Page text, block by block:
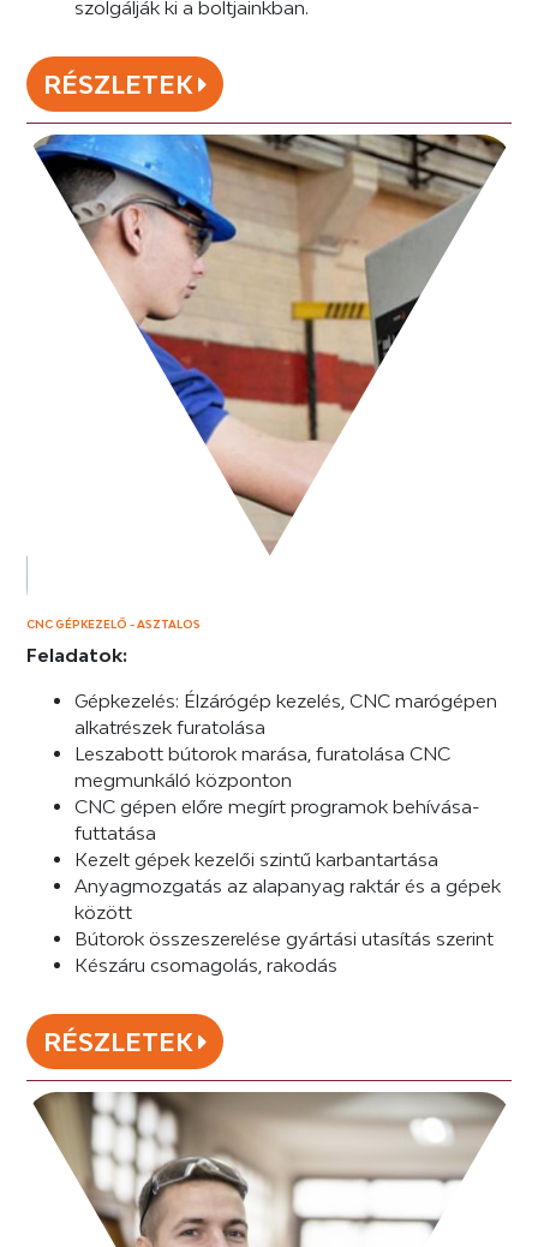
szolgálják ki a boltjainkban.
RÉSZLETEK
CNC GÉPKEZELŐ - ASZTALOS
Feladatok:
Gépkezelés: Élzárógép kezelés, CNC marógépen
alkatrészek furatolása
Leszabott bútorok marása, furatolása CNC
megmunkáló központon
CNC gépen előre megírt programok behívása-
futtatása
Kezelt gépek kezelői szintű karbantartása
Anyagmozgatás az alapanyag raktár és a gépek
között
Bútorok összeszerelése gyártási utasítás szerint
Készáru csomagolás, rakodás
RÉSZLETEK